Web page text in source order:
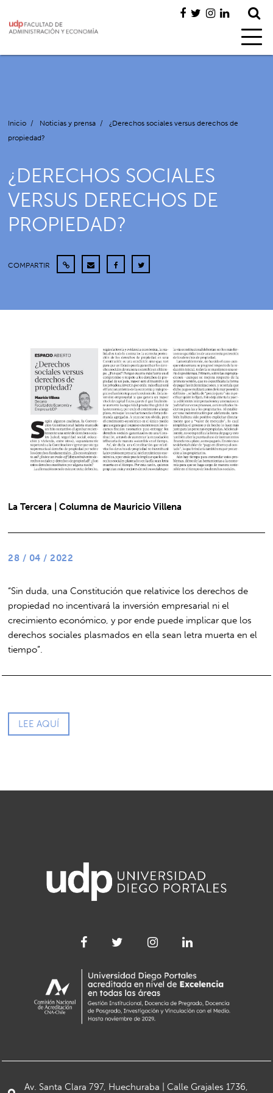
Inicio / Noticias y prensa /
¿Derechos sociales versus derechos de
propiedad?
¿DERECHOS SOCIALES
VERSUS DERECHOS DE
PROPIEDAD?
COMPARTIR
La Tercera | Columna de Mauricio Villena
28 / 04 / 2022
“Sin duda, una Constitución que relativice los derechos de
propiedad no incentivará la inversión empresarial ni el
crecimiento económico, y por ende puede implicar que los
derechos sociales plasmados en ella sean letra muerta en el
tiempo”.
LEE AQUÍ
Av. Santa Clara 797, Huechuraba | Calle Grajales 1736,